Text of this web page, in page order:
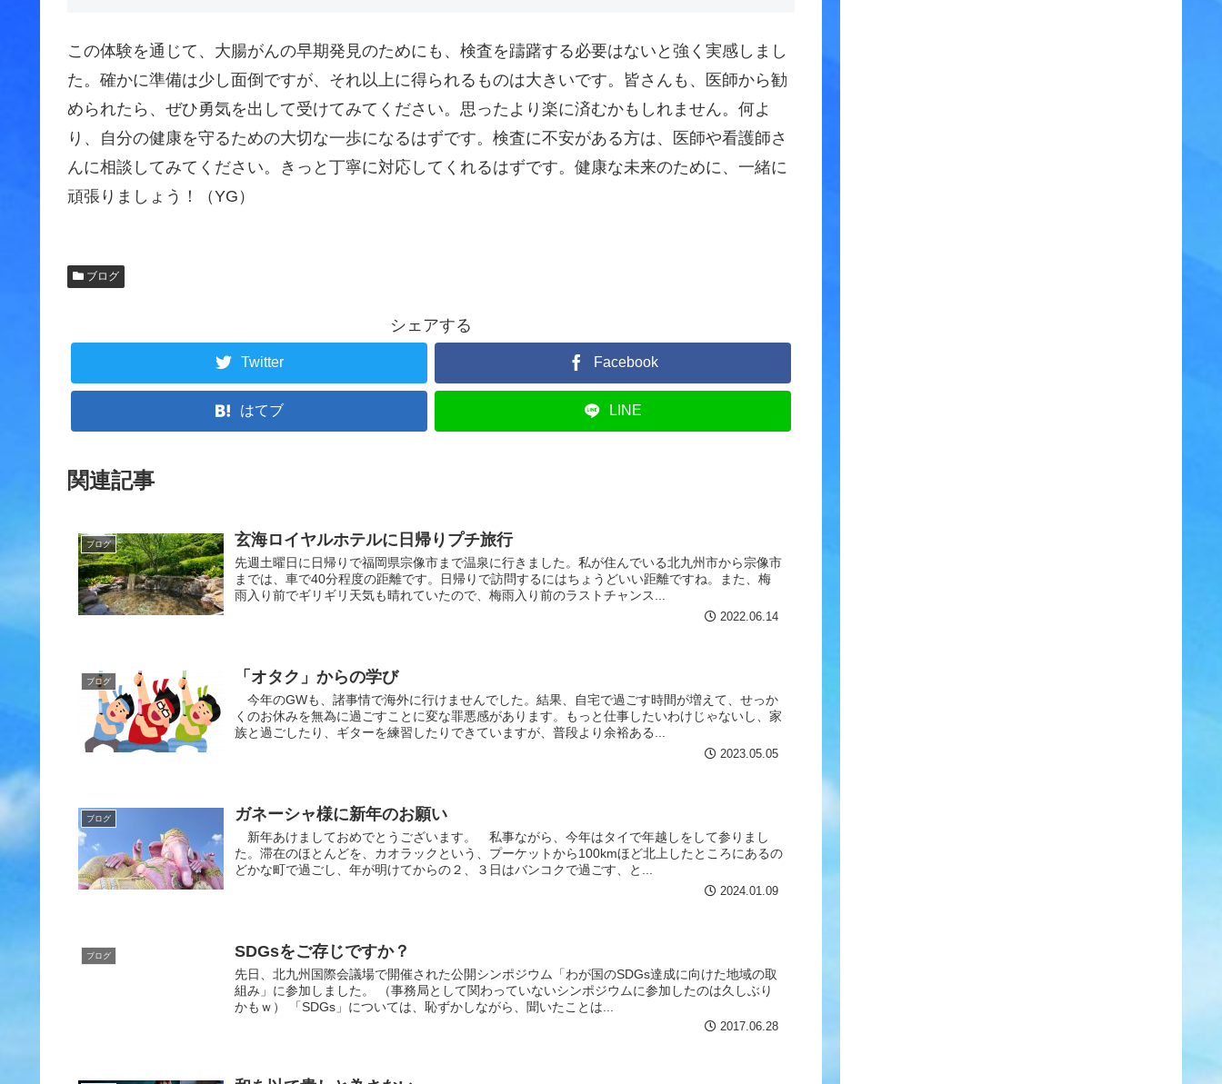
この体験を通じて、大腸がんの早期発見のためにも、検査を躊躇する必要はないと強く実感しまし
た。確かに準備は少し面倒ですが、それ以上に得られるものは大きいです。皆さんも、医師から勧
められたら、ぜひ勇気を出して受けてみてください。思ったより楽に済むかもしれません。何よ
り、自分の健康を守るための大切な一歩になるはずです。検査に不安がある方は、医師や看護師さ
んに相談してみてください。きっと丁寧に対応してくれるはずです。健康な未来のために、一緒に
頑張りましょう！（YG）
ブログ
シェアする
Twitter Facebook
はてブ LINE
関連記事
ブログ 玄海ロイヤルホテルに日帰りプチ旅行
先週土曜日に日帰りで福岡県宗像市まで温泉に行きました。私が住んでいる北九州市から宗像市
までは、車で40分程度の距離です。日帰りで訪問するにはちょうどいい距離ですね。また、梅
雨入り前でギリギリ天気も晴れていたので、梅雨入り前のラストチャンス...
2022.06.14
ブログ 「オタク」からの学び
今年のGWも、諸事情で海外に行けませんでした。結果、自宅で過ごす時間が増えて、せっか
くのお休みを無為に過ごすことに変な罪悪感があります。もっと仕事したいわけじゃないし、家
族と過ごしたり、ギターを練習したりできていますが、普段より余裕ある...
2023.05.05
ブログ ガネーシャ様に新年のお願い
新年あけましておめでとうございます。 私事ながら、今年はタイで年越しをして参りまし
た。滞在のほとんどを、カオラックという、プーケットから100kmほど北上したところにあるの
どかな町で過ごし、年が明けてからの２、３日はバンコクで過ごす、と...
2024.01.09
ブログ SDGsをご存じですか？
先日、北九州国際会議場で開催された公開シンポジウム「わが国のSDGs達成に向けた地域の取
組み」に参加しました。 （事務局として関わっていないシンポジウムに参加したのは久しぶり
かもｗ） 「SDGs」については、恥ずかしながら、聞いたことは...
2017.06.28